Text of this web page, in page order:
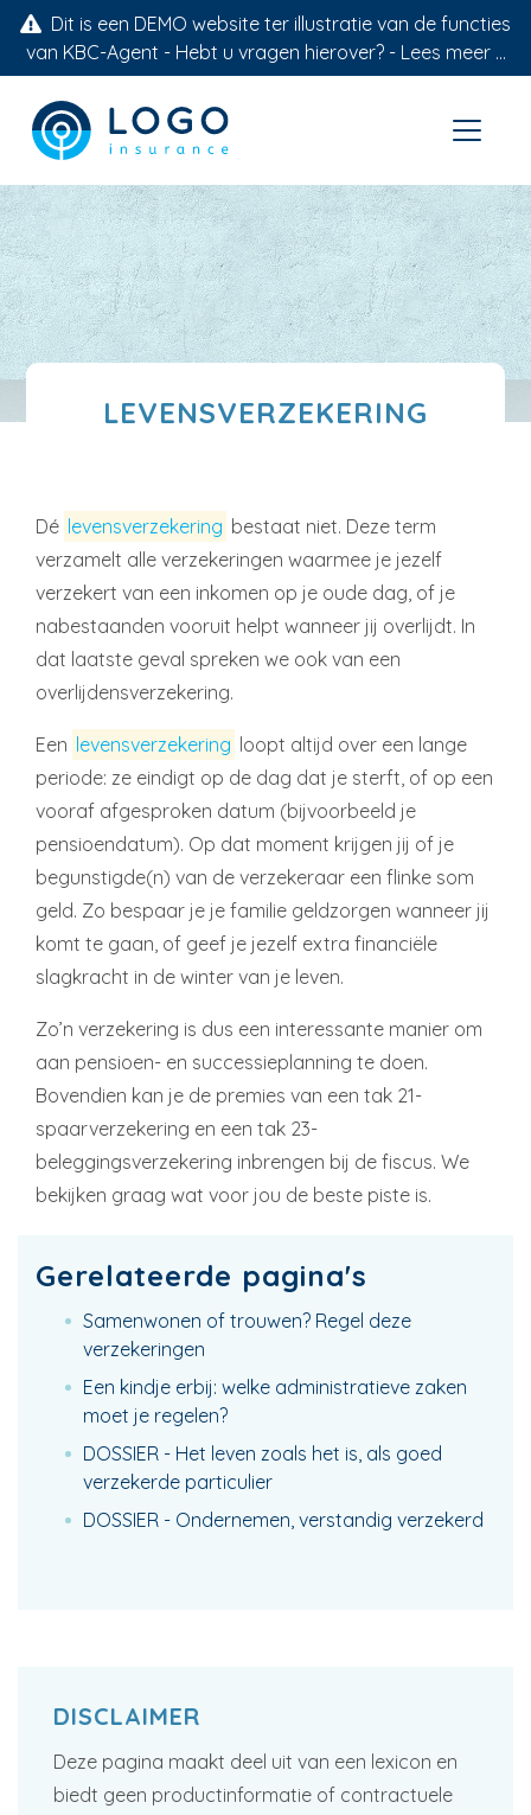
Dit is een DEMO website ter illustratie van de functies
van KBC-Agent - Hebt u vragen hierover? - Lees meer ...
LEVENSVERZEKERING
Dé levensverzekering bestaat niet. Deze term
verzamelt alle verzekeringen waarmee je jezelf
verzekert van een inkomen op je oude dag, of je
nabestaanden vooruit helpt wanneer jij overlijdt. In
dat laatste geval spreken we ook van een
overlijdensverzekering.
Een levensverzekering loopt altijd over een lange
periode: ze eindigt op de dag dat je sterft, of op een
vooraf afgesproken datum (bijvoorbeeld je
pensioendatum). Op dat moment krijgen jij of je
begunstigde(n) van de verzekeraar een flinke som
geld. Zo bespaar je je familie geldzorgen wanneer jij
komt te gaan, of geef je jezelf extra financiële
slagkracht in de winter van je leven.
Zo’n verzekering is dus een interessante manier om
aan pensioen- en successieplanning te doen.
Bovendien kan je de premies van een tak 21-
spaarverzekering en een tak 23-
beleggingsverzekering inbrengen bij de fiscus. We
bekijken graag wat voor jou de beste piste is.
Gerelateerde pagina's
Samenwonen of trouwen? Regel deze
verzekeringen
Een kindje erbij: welke administratieve zaken
moet je regelen?
DOSSIER - Het leven zoals het is, als goed
verzekerde particulier
DOSSIER - Ondernemen, verstandig verzekerd
DISCLAIMER
Deze pagina maakt deel uit van een lexicon en
biedt geen productinformatie of contractuele